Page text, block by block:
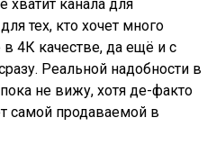
хватит канала для
тех, кто хочет много
в 4К качестве, да ещё и с
Реальной надобности в
не вижу, хотя де-факто
самой продаваемой в